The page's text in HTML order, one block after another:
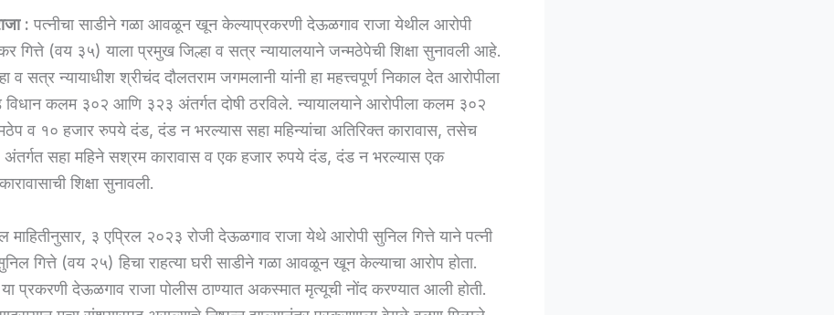
: पत्नीचा साडीने गळा आवळून खून केल्याप्रकरणी देऊळगाव राजा येथील आरोपी
गित्ते (वय ३५) याला प्रमुख जिल्हा व सत्र न्यायालयाने जन्मठेपेची शिक्षा सुनावली आहे.
व सत्र न्यायाधीश श्रीचंद दौलतराम जगमलानी यांनी हा महत्त्वपूर्ण निकाल देत आरोपीला
विधान कलम ३०२ आणि ३२३ अंतर्गत दोषी ठरविले. न्यायालयाने आरोपीला कलम ३०२
व १० हजार रुपये दंड, दंड न भरल्यास सहा महिन्यांचा अतिरिक्त कारावास, तसेच
सहा महिने सश्रम कारावास व एक हजार रुपये दंड, दंड न भरल्यास एक
शिक्षा सुनावली.
माहितीनुसार, ३ एप्रिल २०२३ रोजी देऊळगाव राजा येथे आरोपी सुनिल गित्ते याने पत्नी
गित्ते (वय २५) हिचा राहत्या घरी साडीने गळा आवळून खून केल्याचा आरोप होता.
प्रकरणी देऊळगाव राजा पोलीस ठाण्यात अकस्मात मृत्यूची नोंद करण्यात आली होती.